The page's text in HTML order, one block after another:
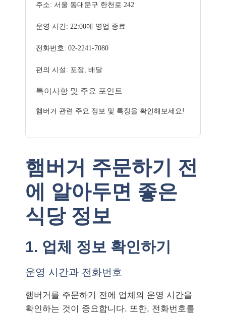
주소: 서울 동대문구 한천로 242
운영 시간: 22:00에 영업 종료
전화번호: 02-2241-7080
편의 시설: 포장, 배달
특이사항 및 주요 포인트
햄버거 관련 주요 정보 및 특징을 확인해보세요!
햄버거 주문하기 전
에 알아두면 좋은
식당 정보
1. 업체 정보 확인하기
운영 시간과 전화번호
햄버거를 주문하기 전에 업체의 운영 시간을
확인하는 것이 중요합니다. 또한, 전화번호를